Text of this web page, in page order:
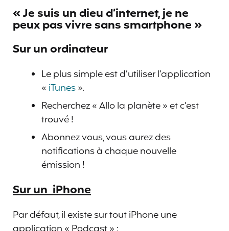
« Je suis un dieu d’internet, je ne
peux pas vivre sans smartphone »
Sur un ordinateur
Le plus simple est d’utiliser l’application
« iTunes».
Recherchez « Allo la planète » et c’est
trouvé !
Abonnez vous, vous aurez des
notifications à chaque nouvelle
émission !
Sur un iPhone
Par défaut, il existe sur tout iPhone une